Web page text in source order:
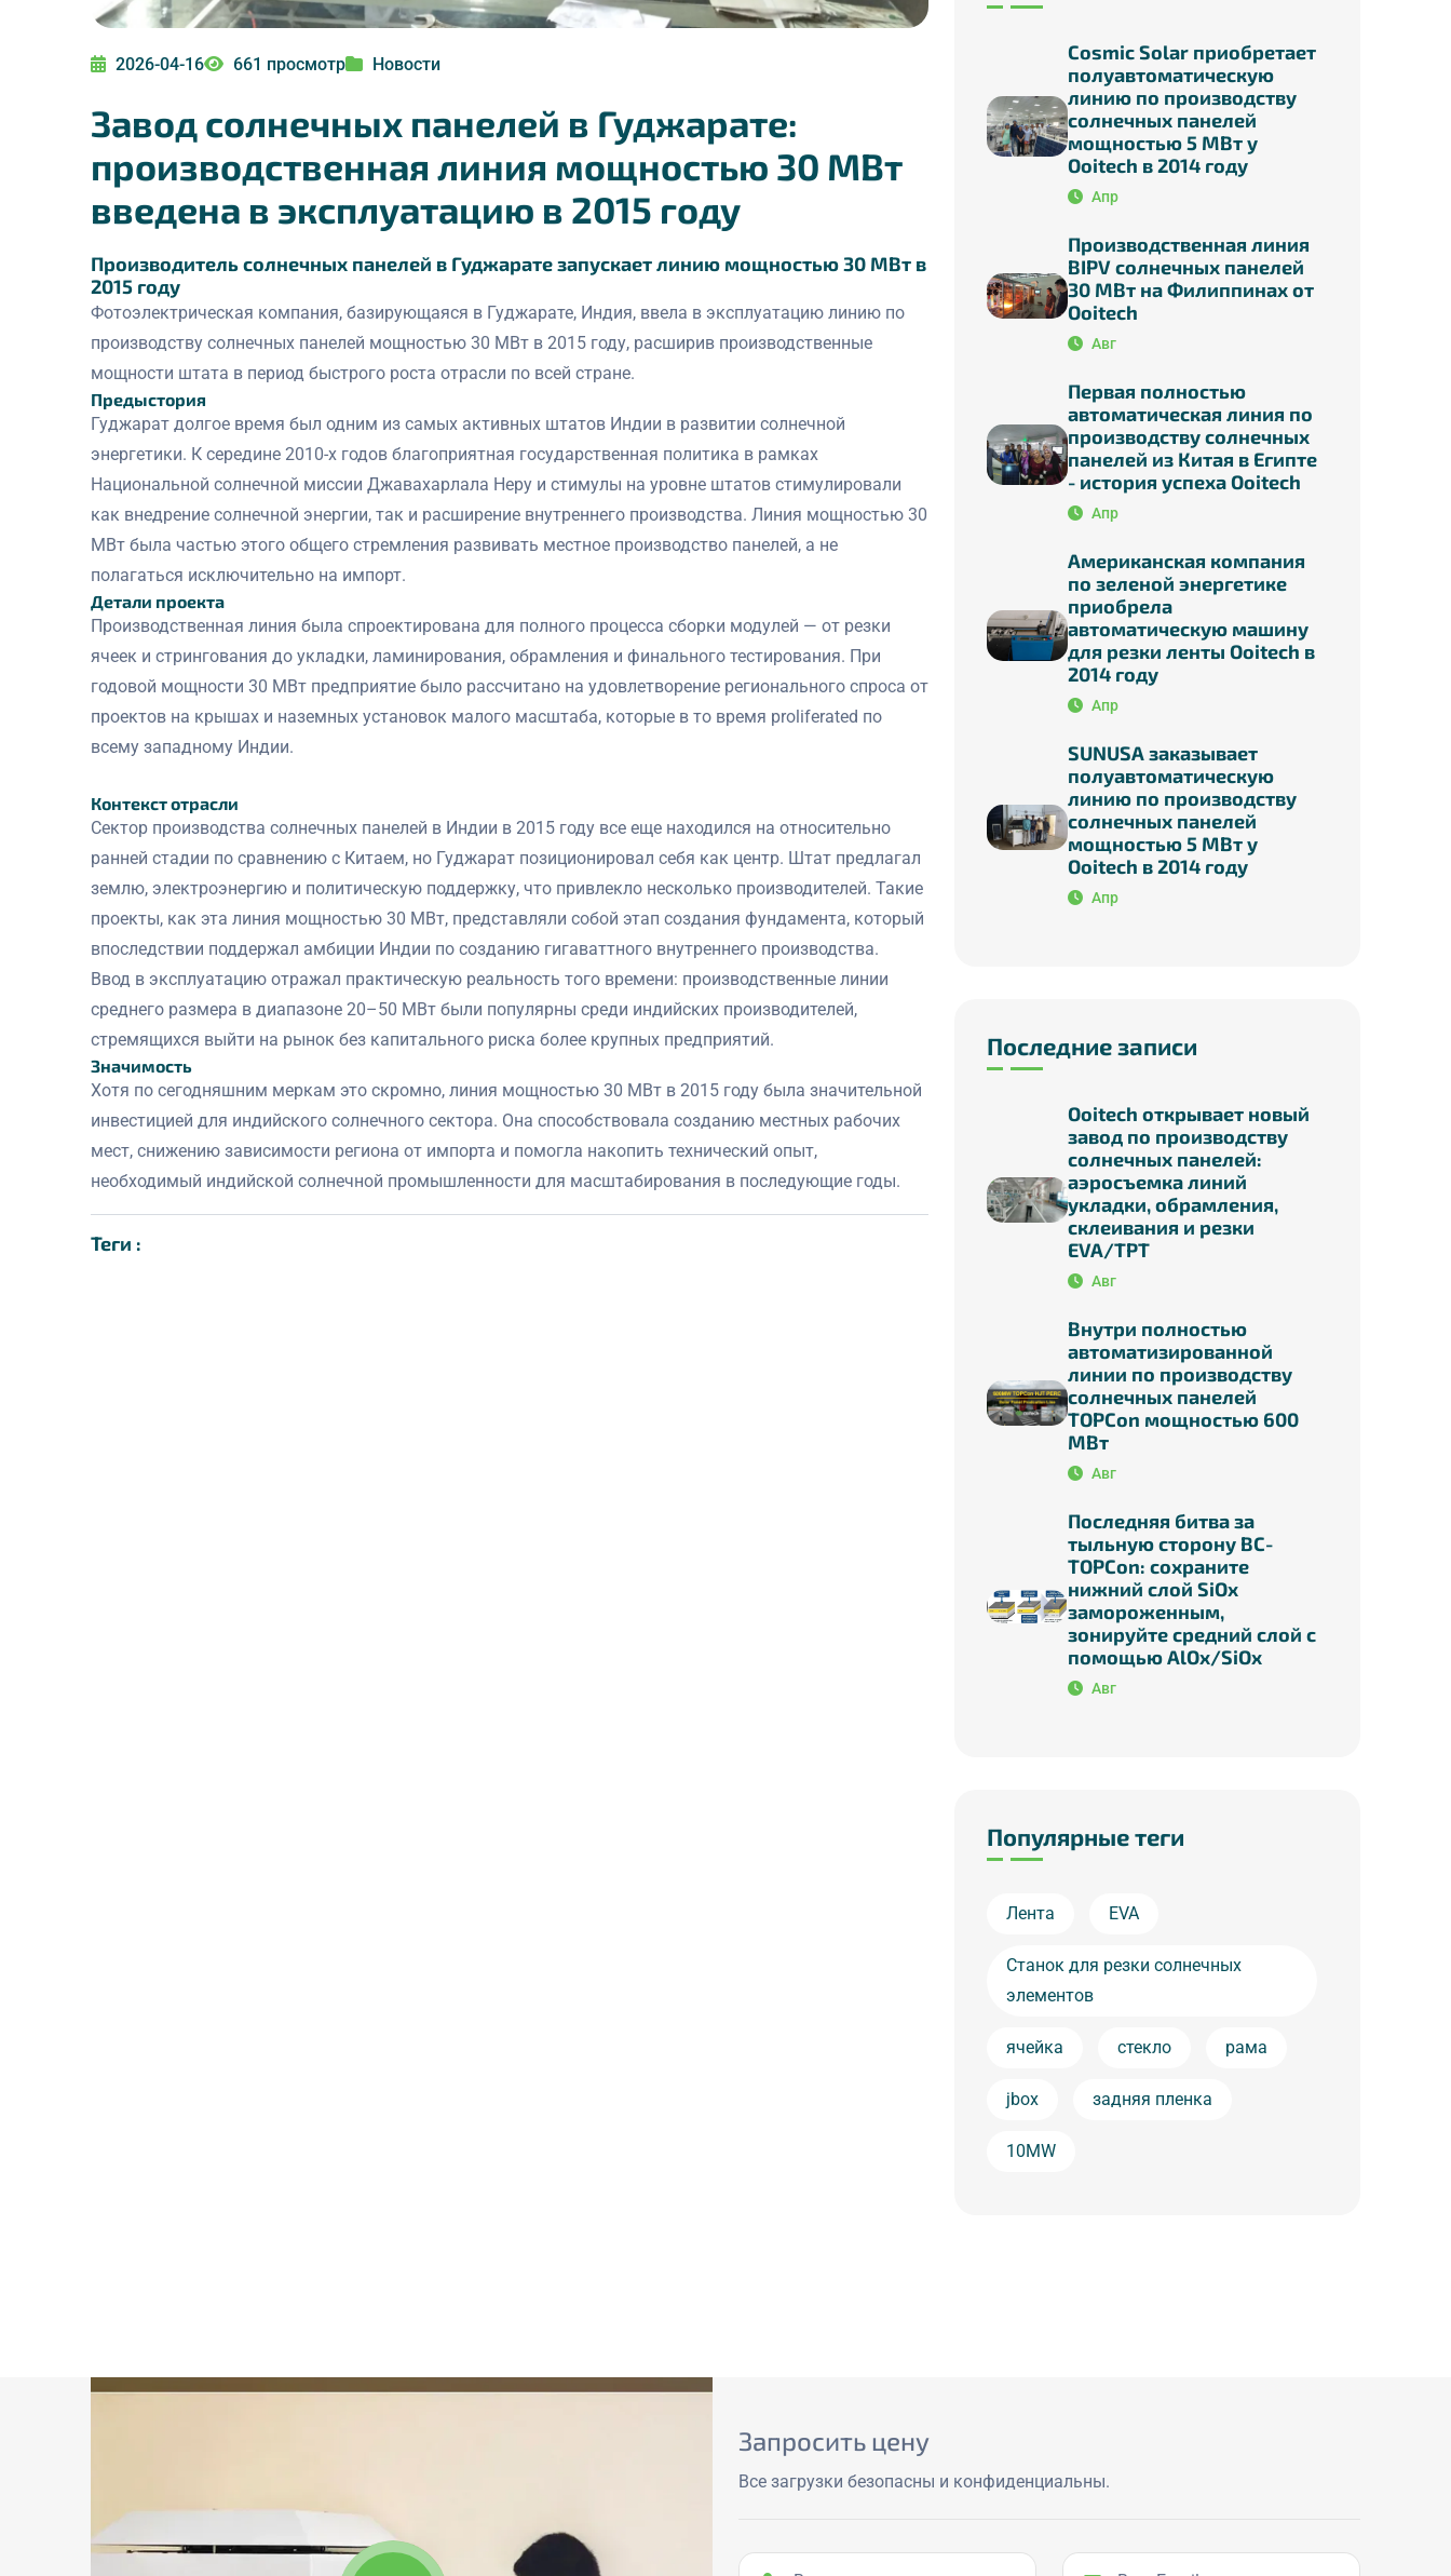
2026-04-16 661 просмотр Новости
Завод солнечных панелей в Гуджарате:
производственная линия мощностью 30 МВт
введена в эксплуатацию в 2015 году
Производитель солнечных панелей в Гуджарате запускает линию мощностью 30 МВт в
2015 году
Фотоэлектрическая компания, базирующаяся в Гуджарате, Индия, ввела в эксплуатацию линию по
производству солнечных панелей мощностью 30 МВт в 2015 году, расширив производственные
мощности штата в период быстрого роста отрасли по всей стране.
Предыстория
Гуджарат долгое время был одним из самых активных штатов Индии в развитии солнечной
энергетики. К середине 2010-х годов благоприятная государственная политика в рамках
Национальной солнечной миссии Джавахарлала Неру и стимулы на уровне штатов стимулировали
как внедрение солнечной энергии, так и расширение внутреннего производства. Линия мощностью 30
МВт была частью этого общего стремления развивать местное производство панелей, а не
полагаться исключительно на импорт.
Детали проекта
Производственная линия была спроектирована для полного процесса сборки модулей — от резки
ячеек и стрингования до укладки, ламинирования, обрамления и финального тестирования. При
годовой мощности 30 МВт предприятие было рассчитано на удовлетворение регионального спроса от
проектов на крышах и наземных установок малого масштаба, которые в то время proliferated по
всему западному Индии.
Контекст отрасли
Сектор производства солнечных панелей в Индии в 2015 году все еще находился на относительно
ранней стадии по сравнению с Китаем, но Гуджарат позиционировал себя как центр. Штат предлагал
землю, электроэнергию и политическую поддержку, что привлекло несколько производителей. Такие
проекты, как эта линия мощностью 30 МВт, представляли собой этап создания фундамента, который
впоследствии поддержал амбиции Индии по созданию гигаваттного внутреннего производства.
Ввод в эксплуатацию отражал практическую реальность того времени: производственные линии
среднего размера в диапазоне 20–50 МВт были популярны среди индийских производителей,
стремящихся выйти на рынок без капитального риска более крупных предприятий.
Значимость
Хотя по сегодняшним меркам это скромно, линия мощностью 30 МВт в 2015 году была значительной
инвестицией для индийского солнечного сектора. Она способствовала созданию местных рабочих
мест, снижению зависимости региона от импорта и помогла накопить технический опыт,
необходимый индийской солнечной промышленности для масштабирования в последующие годы.
Теги :
Cosmic Solar приобретает
полуавтоматическую
линию по производству
солнечных панелей
мощностью 5 МВт у
Ooitech в 2014 году
Апр
Производственная линия
BIPV солнечных панелей
30 МВт на Филиппинах от
Ooitech
Авг
Первая полностью
автоматическая линия по
производству солнечных
панелей из Китая в Египте
- история успеха Ooitech
Апр
Американская компания
по зеленой энергетике
приобрела
автоматическую машину
для резки ленты Ooitech в
2014 году
Апр
SUNUSA заказывает
полуавтоматическую
линию по производству
солнечных панелей
мощностью 5 МВт у
Ooitech в 2014 году
Апр
Последние записи
Ooitech открывает новый
завод по производству
солнечных панелей:
аэросъемка линий
укладки, обрамления,
склеивания и резки
EVA/TPT
Авг
Внутри полностью
автоматизированной
линии по производству
солнечных панелей
TOPCon мощностью 600
МВт
Авг
Последняя битва за
тыльную сторону BC-
TOPCon: сохраните
нижний слой SiOx
замороженным,
зонируйте средний слой с
помощью AlOx/SiOx
Авг
Популярные теги
Лента EVA
Станок для резки солнечных
элементов
ячейка стекло рама
jbox задняя пленка
10MW
Запросить цену
Все загрузки безопасны и конфиденциальны.
Ваше имя Ваш Email